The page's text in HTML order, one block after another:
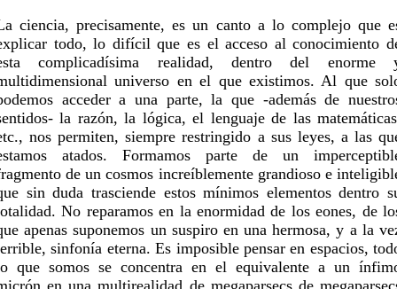
ciencia, precisamente, es un canto a lo complejo que
todo, lo difícil que es el acceso al conocimiento
complicadísima realidad, dentro del enorme
universo en el que existimos. Al que
acceder a una parte, la que -además de
la razón, la lógica, el lenguaje de las
nos permiten, siempre restringido a sus leyes, a las
atados. Formamos parte de un
de un cosmos increíblemente grandioso e
sin duda trasciende estos mínimos elementos dentro
No reparamos en la enormidad de los eones, de
apenas suponemos un suspiro en una hermosa, y a la
sinfonía eterna. Es imposible pensar en espacios,
que somos se concentra en el equivalente a un
en una multirealidad de megaparsecs de